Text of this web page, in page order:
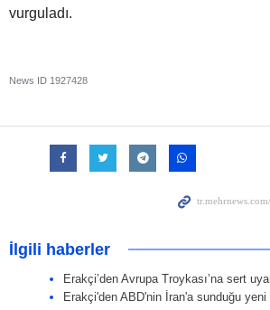
vurguladı.
News ID 1927428
İlgili haberler
Erakçi’den Avrupa Troykası’na sert
Erakçi'den ABD'nin İran'a sunduğu